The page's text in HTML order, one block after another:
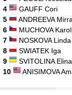
ATP - Montréal
Une semaine après
encore Musetti
4
GAUFF Cori
5
ANDREEVA
6
MUCHOVA
7
NOSKOVA Linda
8
SWIATEK Iga
9
SVITOLINA Elina
10
ANISIMOVA